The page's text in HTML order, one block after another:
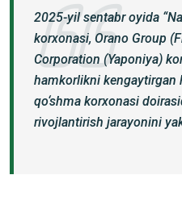
2025-yil sentabr oyida
korxonasi, Orano Group
Corporation (Yaponiya)
hamkorlikni kengaytirgan
qo‘shma korxonasi
rivojlantirish jarayonini